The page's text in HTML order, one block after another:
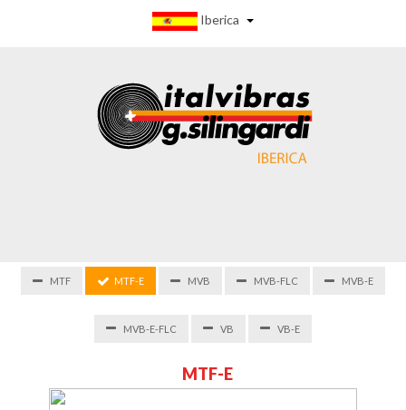
Iberica
MTF MTF-E MVB MVB-FLC MVB-E
MVB-E-FLC VB VB-E
MTF-E